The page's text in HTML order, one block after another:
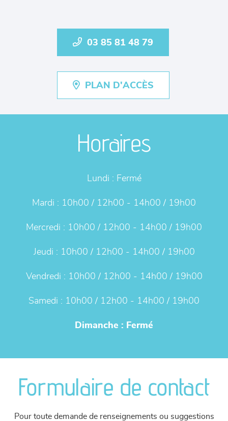
03 85 81 48 79
PLAN D'ACCÈS
Horaires
Lundi : Fermé
Mardi : 10h00 / 12h00 - 14h00 / 19h00
Mercredi : 10h00 / 12h00 - 14h00 / 19h00
Jeudi : 10h00 / 12h00 - 14h00 / 19h00
Vendredi : 10h00 / 12h00 - 14h00 / 19h00
Samedi : 10h00 / 12h00 - 14h00 / 19h00
Dimanche : Fermé
Formulaire de contact
Pour toute demande de renseignements ou suggestions